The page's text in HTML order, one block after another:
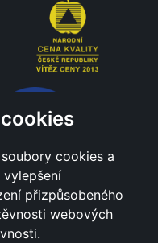
cookies a
přizpůsobeného
webových